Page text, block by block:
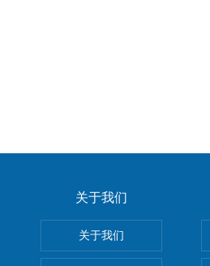
关于我们
关于我们